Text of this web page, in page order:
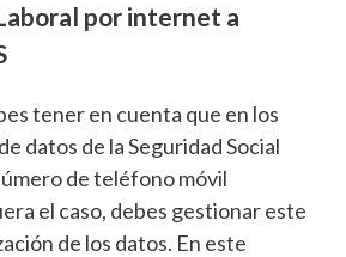
por internet a
tener en cuenta que en los
datos de la Seguridad Social
de teléfono móvil
el caso, debes gestionar este
de los datos. En este